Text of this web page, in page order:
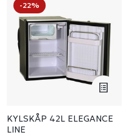
-22%
KYLSKÅP 42L ELEGANCE
LINE